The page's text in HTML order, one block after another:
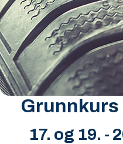
Grunnkurs
17. og 19. -